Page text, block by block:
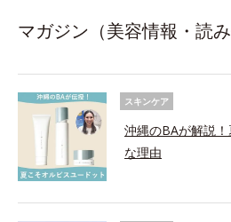
マガジン（美容情報・読み
スキンケア
沖縄のBAが解説
な理由